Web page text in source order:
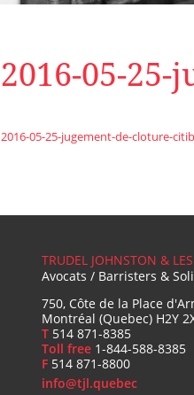
2016-05-
2016-05-25-jugement-de-cloture-
TRUDEL JOHNSTON &
Avocats / Barristers &
750, Côte de la Place
Montréal (Quebec) H2Y
T 514 871-8385
Toll free 1-844-588-8385
F 514 871-8800
info@tjl.quebec